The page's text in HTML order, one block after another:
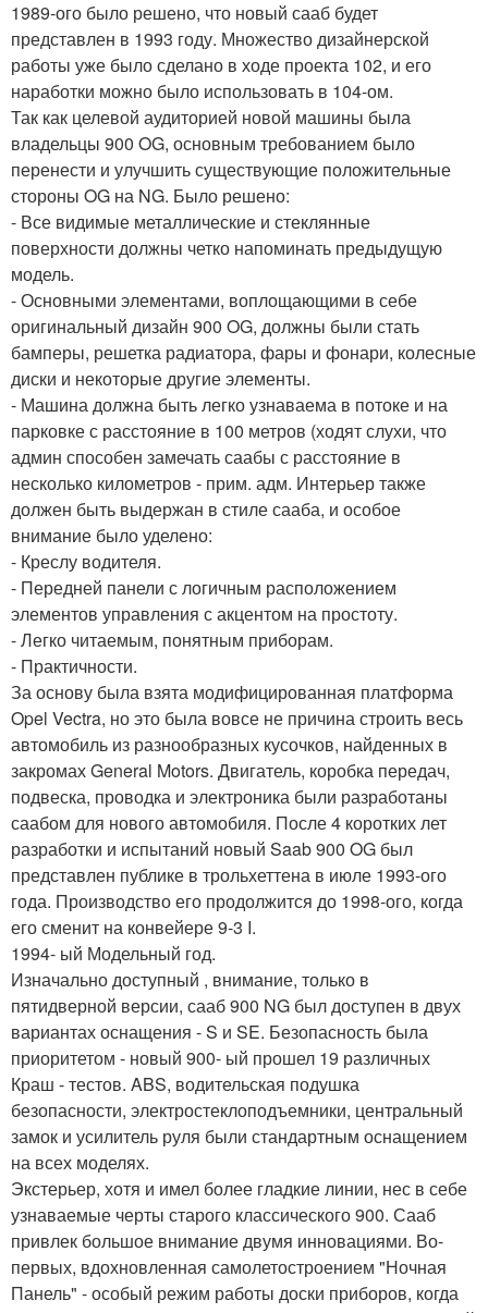
1989-ого было решено, что новый сааб будет
представлен в 1993 году. Множество дизайнерской
работы уже было сделано в ходе проекта 102, и его
наработки можно было использовать в 104-ом.
Так как целевой аудиторией новой машины была
владельцы 900 OG, основным требованием было
перенести и улучшить существующие положительные
стороны OG на NG. Было решено:
- Все видимые металлические и стеклянные
поверхности должны четко напоминать предыдущую
модель.
- Основными элементами, воплощающими в себе
оригинальный дизайн 900 OG, должны были стать
бамперы, решетка радиатора, фары и фонари, колесные
диски и некоторые другие элементы.
- Машина должна быть легко узнаваема в потоке и на
парковке с расстояние в 100 метров (ходят слухи, что
админ способен замечать саабы с расстояние в
несколько километров - прим. адм. Интерьер также
должен быть выдержан в стиле сааба, и особое
внимание было уделено:
- Креслу водителя.
- Передней панели с логичным расположением
элементов управления с акцентом на простоту.
- Легко читаемым, понятным приборам.
- Практичности.
За основу была взята модифицированная платформа
Opel Vectra, но это была вовсе не причина строить весь
автомобиль из разнообразных кусочков, найденных в
закромах General Motors. Двигатель, коробка передач,
подвеска, проводка и электроника были разработаны
саабом для нового автомобиля. После 4 коротких лет
разработки и испытаний новый Saab 900 OG был
представлен публике в трольхеттена в июле 1993-ого
года. Производство его продолжится до 1998-ого, когда
его сменит на конвейере 9-3 I.
1994- ый Модельный год.
Изначально доступный , внимание, только в
пятидверной версии, сааб 900 NG был доступен в двух
вариантах оснащения - S и SE. Безопасность была
приоритетом - новый 900- ый прошел 19 различных
Краш - тестов. ABS, водительская подушка
безопасности, электростеклоподъемники, центральный
замок и усилитель руля были стандартным оснащением
на всех моделях.
Экстерьер, хотя и имел более гладкие линии, нес в себе
узнаваемые черты старого классического 900. Сааб
привлек большое внимание двумя инновациями. Во-
первых, вдохновленная самолетостроением "Ночная
Панель" - особый режим работы доски приборов, когда